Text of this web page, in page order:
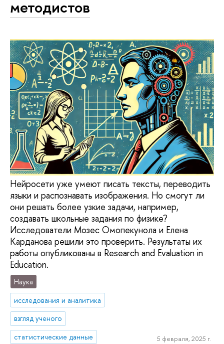
методистов
Нейросети уже умеют писать тексты, переводить
языки и распознавать изображения. Но смогут ли
они решать более узкие задачи, например,
создавать школьные задания по физике?
Исследователи Мозес Омопекунола и Елена
Карданова решили это проверить. Результаты их
работы опубликованы в Research and Evaluation in
Education.
Наука
исследования и аналитика
взгляд ученого
статистические данные
5 февраля, 2025 г.